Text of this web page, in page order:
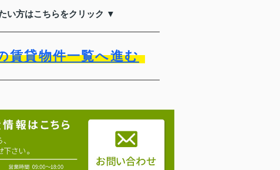
い方はこちらをクリック ▼
賃貸物件一覧へ進む